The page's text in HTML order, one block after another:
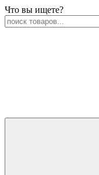
Что вы ищете?